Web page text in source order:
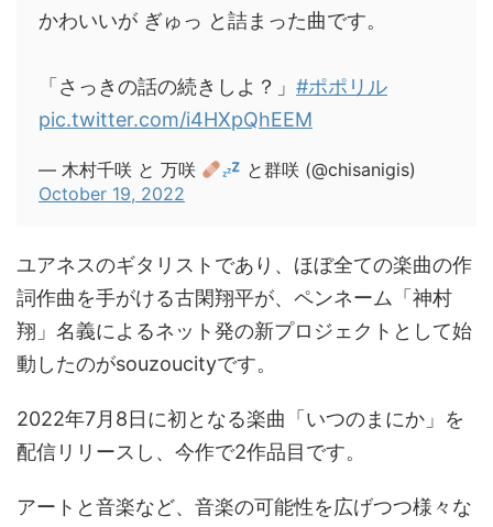
かわいいが ぎゅっ と詰まった曲です。
「さっきの話の続きしよ？」 #ポポリル
pic.twitter.com/i4HXpQhEEM
— 木村千咲 と 万咲
と群咲 (@chisanigis)
October 19, 2022
ユアネスのギタリストであり、ほぼ全ての楽曲の作
詞作曲を手がける古閑翔平が、ペンネーム「神村
翔」名義によるネット発の新プロジェクトとして始
動したのがsouzoucityです。
2022年7月8日に初となる楽曲「いつのまにか」を
配信リリースし、今作で2作品目です。
アートと音楽など、音楽の可能性を広げつつ様々な